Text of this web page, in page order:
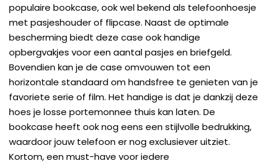
populaire bookcase, ook wel bekend als telefoonhoesje
met pasjeshouder of flipcase. Naast de optimale
bescherming biedt deze case ook handige
opbergvakjes voor een aantal pasjes en briefgeld.
Bovendien kan je de case omvouwen tot een
horizontale standaard om handsfree te genieten van je
favoriete serie of film. Het handige is dat je dankzij deze
hoes je losse portemonnee thuis kan laten. De
bookcase heeft ook nog eens een stijlvolle bedrukking,
waardoor jouw telefoon er nog exclusiever uitziet.
Kortom, een must-have voor iedere